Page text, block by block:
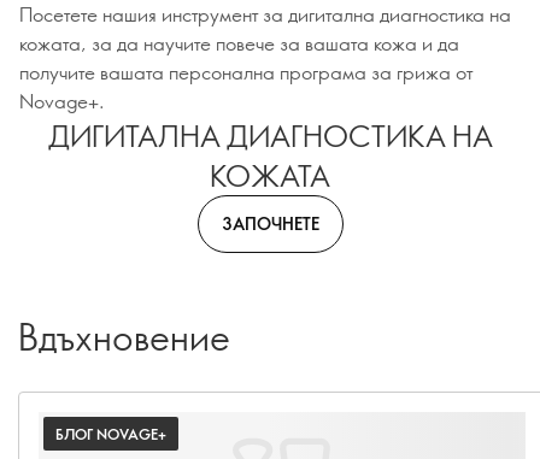
Посетете нашия инструмент за дигитална диагностика на
кожата, за да научите повече за вашата кожа и да
получите вашата персонална програма за грижа от
Novage+.
ДИГИТАЛНА ДИАГНОСТИКА НА
КОЖАТА
ЗАПОЧНЕТЕ
Вдъхновение
БЛОГ NOVAGE+